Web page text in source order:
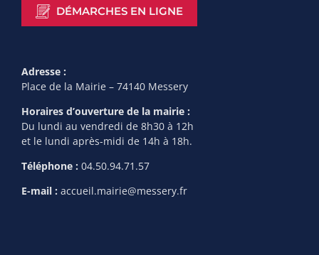
DÉMARCHES EN LIGNE
Adresse :
Place de la Mairie – 74140 Messery
Horaires d’ouverture de la mairie :
Du lundi au vendredi de 8h30 à 12h
et le lundi après-midi de 14h à 18h.
Téléphone : 04.50.94.71.57
E-mail : accueil.mairie@messery.fr